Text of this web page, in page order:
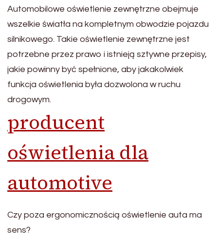
Automobilowe oświetlenie zewnętrzne obejmuje
wszelkie światła na kompletnym obwodzie pojazdu
silnikowego. Takie oświetlenie zewnętrzne jest
potrzebne przez prawo i istnieją sztywne przepisy,
jakie powinny być spełnione, aby jakakolwiek
funkcja oświetlenia była dozwolona w ruchu
drogowym.
producent
oświetlenia dla
automotive
Czy poza ergonomicznością oświetlenie auta ma
sens?